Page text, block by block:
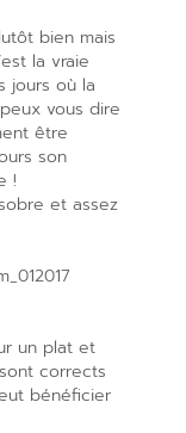
bien mais
la vraie
jours où la
vous dire
être
son
!
et assez
un plat et
corrects
bénéficier